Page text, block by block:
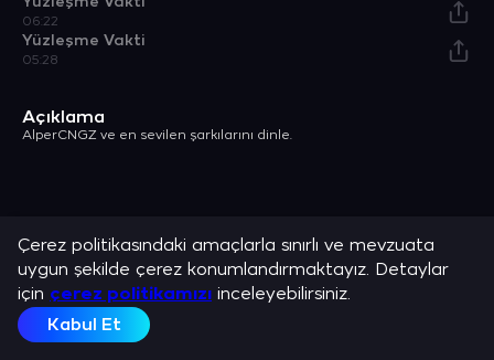
06:22
Yüzleşme Vakti
05:28
Açıklama
AlperCNGZ ve en sevilen şarkılarını dinle.
Çerez politikasındaki amaçlarla sınırlı ve mevzuata
uygun şekilde çerez konumlandırmaktayız. Detaylar
için çerez politikamızı inceleyebilirsiniz.
Kabul Et